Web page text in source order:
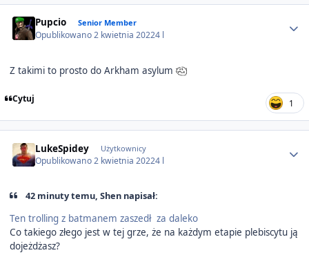
Pupcio Senior Member
Opublikowano2 kwietnia 20224 l
Z takimi to prosto do Arkham asylum
Cytuj 1
LukeSpidey Użytkownicy
Opublikowano2 kwietnia 20224 l
42 minuty temu, Shen napisał:
Ten trolling z batmanem zaszedł za daleko
Co takiego złego jest w tej grze, że na każdym etapie plebiscytu ją
dojeżdżasz?